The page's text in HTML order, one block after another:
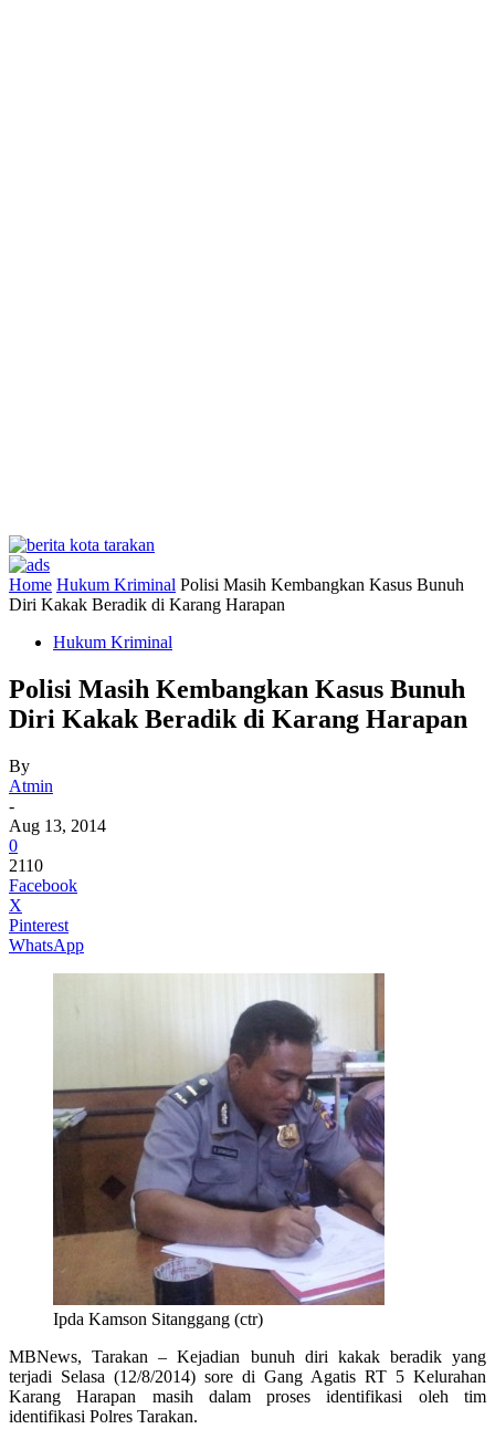
Home Hukum Kriminal Polisi Masih Kembangkan Kasus Bunuh
Diri Kakak Beradik di Karang Harapan
Hukum Kriminal
Polisi Masih Kembangkan Kasus Bunuh
Diri Kakak Beradik di Karang Harapan
By
Atmin
-
Aug 13, 2014
0
2110
Facebook
X
Pinterest
WhatsApp
Ipda Kamson Sitanggang (ctr)
MBNews, Tarakan – Kejadian bunuh diri kakak beradik yang
terjadi Selasa (12/8/2014) sore di Gang Agatis RT 5 Kelurahan
Karang Harapan masih dalam proses identifikasi oleh tim
identifikasi Polres Tarakan.